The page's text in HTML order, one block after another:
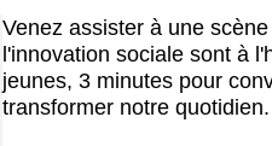
Venez assister à une
l'innovation sociale sont à
jeunes, 3 minutes pour
transformer notre quotidien.